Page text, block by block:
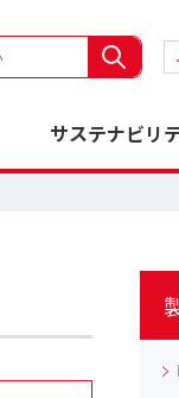
サステナビリテ